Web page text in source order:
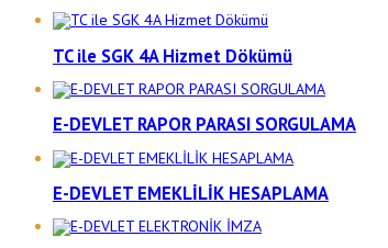
TC ile SGK 4A Hizmet Dökümü
E-DEVLET RAPOR PARASI SORGULAMA
E-DEVLET EMEKLİLİK HESAPLAMA